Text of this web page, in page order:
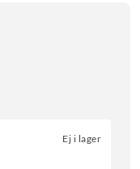
Ej i lager